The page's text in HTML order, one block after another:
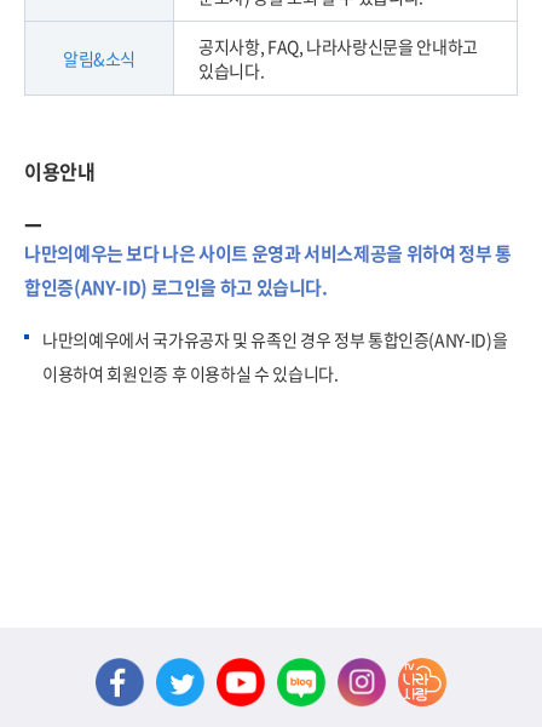
알림&소식
공지사항, FAQ, 나라사랑신문을 안내하고
있습니다.
이용안내
나만의예우는 보다 나은 사이트 운영과 서비스제공을 위하여 정부 통
합인증(ANY-ID) 로그인을 하고 있습니다.
나만의예우에서 국가유공자 및 유족인 경우 정부 통합인증(ANY-ID)을
이용하여 회원인증 후 이용하실 수 있습니다.